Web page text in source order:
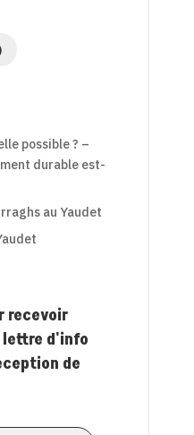
possible ? –
durable est-
au Yaudet
recevoir
lettre d'info
de